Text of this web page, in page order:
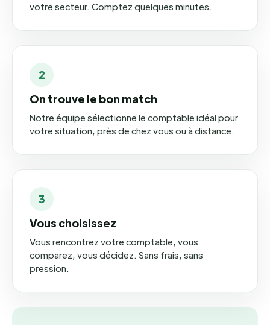
votre secteur. Comptez quelques minutes.
2
On trouve le bon match
Notre équipe sélectionne le comptable idéal pour
votre situation, près de chez vous ou à distance.
3
Vous choisissez
Vous rencontrez votre comptable, vous
comparez, vous décidez. Sans frais, sans
pression.